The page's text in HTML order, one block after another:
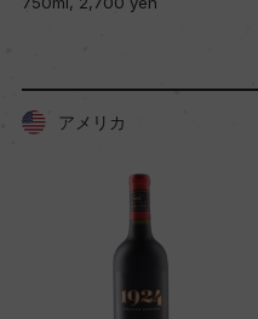
アメリカ